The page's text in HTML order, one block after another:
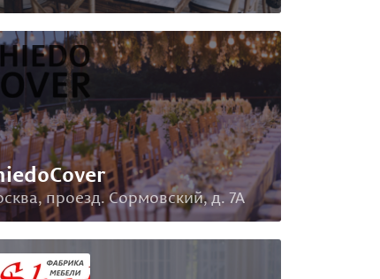
проезд. Сормовский, д. 7А